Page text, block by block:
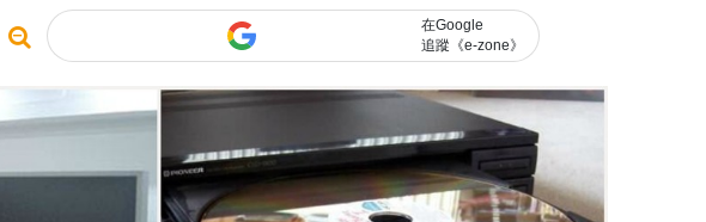
在Google
追蹤《e-zone》